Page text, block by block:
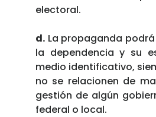
electoral.
d. La propaganda
la dependencia y su
medio identificativo,
no se relacionen de
gestión de algún
federal o local.